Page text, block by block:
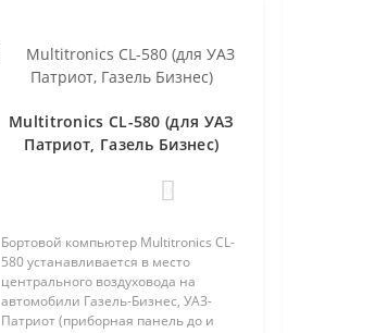
Multitronics CL-580 (для УАЗ
Патриот, Газель Бизнес)
Бортовой компьютер Multitronics CL-
580 устанавливается в место
центрального воздуховода на
автомобили Газель-Бизнес, УАЗ-
Патриот (приборная панель до и